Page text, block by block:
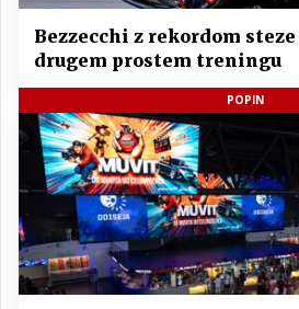
Bezzecchi z rekordom
drugem prostem treningu
POPIN